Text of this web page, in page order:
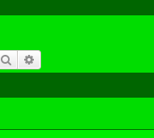
Zoek